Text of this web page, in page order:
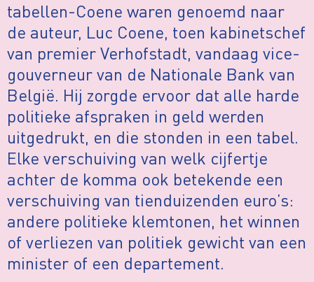
tabellen-Coene waren genoemd naar
de auteur, Luc Coene, toen kabinetschef
van premier Verhofstadt, vandaag vice-
gouverneur van de Nationale Bank van
België. Hij zorgde ervoor dat alle harde
politieke afspraken in geld werden
uitgedrukt, en die stonden in een tabel.
Elke verschuiving van welk cijfertje
achter de komma ook betekende een
verschuiving van tienduizenden euro’s:
andere politieke klemtonen, het winnen
of verliezen van politiek gewicht van een
minister of een departement.